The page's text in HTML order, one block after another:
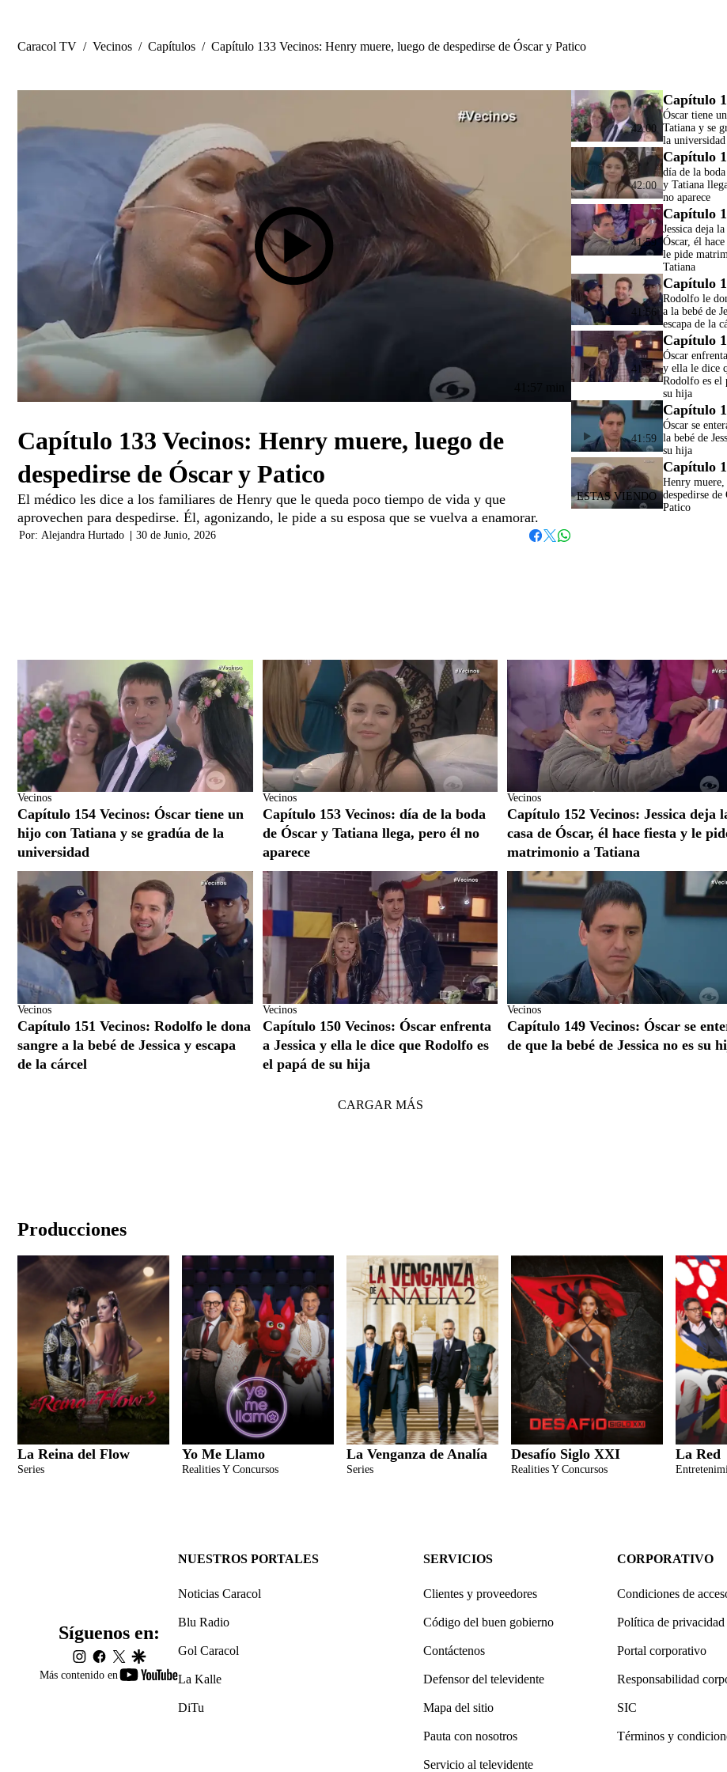
Caracol TV / Vecinos / Capítulos / Capítulo 133 Vecinos: Henry muere, luego de despedirse de Óscar y Patico
Capítulo 133 Vecinos: Henry muere, luego de
despedirse de Óscar y Patico
El médico les dice a los familiares de Henry que le queda poco tiempo de vida y que
aprovechen para despedirse. Él, agonizando, le pide a su esposa que se vuelva a enamorar.
Por: Alejandra Hurtado
30 de Junio, 2026
42:00
Capítulo
Óscar tiene
Tatiana y se
la universidad
42:00
Capítulo
día de la
y Tatiana
no aparece
41:59
Capítulo
Jessica deja la
Óscar, él
le pide
Tatiana
41:56
Capítulo
Rodolfo le
a la bebé de
escapa de la
41:51
Capítulo
Óscar
y ella le dice
Rodolfo es el
su hija
41:59
Capítulo
Óscar se
la bebé de
su hija
Capítulo
Henry muere,
despedirse de
Patico
Vecinos
Capítulo 154 Vecinos: Óscar tiene un
hijo con Tatiana y se gradúa de la
universidad
Vecinos
Capítulo 153 Vecinos: día de la boda
de Óscar y Tatiana llega, pero él no
aparece
Vecinos
Capítulo 152 Vecinos: Jessica deja
casa de Óscar, él hace fiesta y le
matrimonio a Tatiana
Vecinos
Capítulo 151 Vecinos: Rodolfo le dona
sangre a la bebé de Jessica y escapa
de la cárcel
Vecinos
Capítulo 150 Vecinos: Óscar enfrenta
a Jessica y ella le dice que Rodolfo es
el papá de su hija
Vecinos
Capítulo 149 Vecinos: Óscar se
de que la bebé de Jessica no es su
CARGAR MÁS
Producciones
La Reina del Flow
Series
Yo Me Llamo
Realities Y Concursos
La Venganza de Analía
Series
Desafío Siglo XXI
Realities Y Concursos
La Red
Más contenido en
youtube-
Síguenos en:
instagram
facebook
twittergoogle
NUESTROS PORTALES
Noticias Caracol
Blu Radio
Gol Caracol
La Kalle
DiTu
SERVICIOS
Clientes y proveedores
Código del buen gobierno
Contáctenos
Defensor del televidente
Mapa del sitio
Pauta con nosotros
Servicio al televidente
CORPORATIVO
Condiciones de
Política de privacidad
Portal corporativo
Responsabilidad
SIC
Términos y